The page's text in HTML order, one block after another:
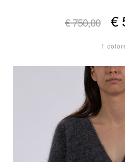
€ 750,00 €
1